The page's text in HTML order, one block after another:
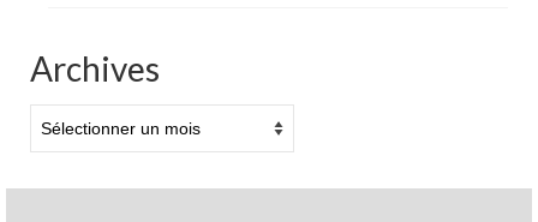
Archives